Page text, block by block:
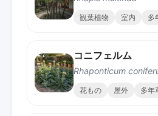
観葉植物 室内 多
コニフェルム
Rhaponticum
花もの 屋外 多年